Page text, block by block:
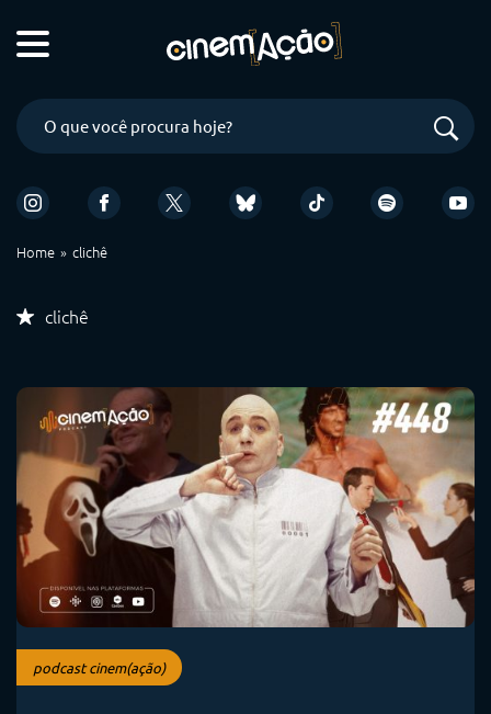
Home clichê
clichê
podcast cinem(ação)